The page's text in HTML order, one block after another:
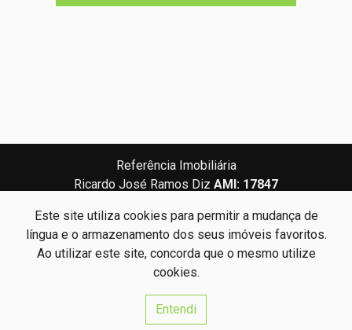
Este site utiliza cookies para permitir a mudança de
língua e o armazenamento dos seus imóveis favoritos.
Ao utilizar este site, concorda que o mesmo utilize
cookies.
Entendi
Referência Imobiliária
Ricardo José Ramos Diz AMI: 17847
Centros de Resolução de Litígios
Política de Privacidade
Livro de Reclamações
©2026Powered by